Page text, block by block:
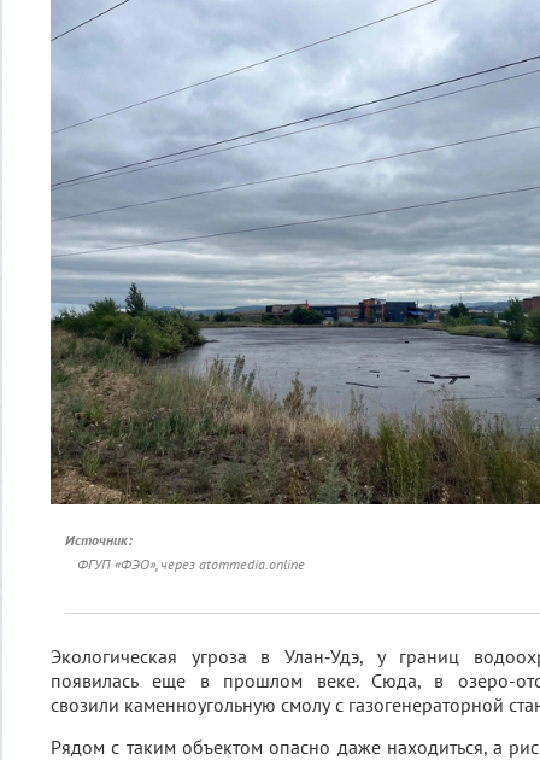
Источник:
ФГУП «ФЭО», через atommedia.online
Экологическая угроза в Улан‑Удэ, у границ
появилась еще в прошлом веке. Сюда, в озеро-
свозили каменноугольную смолу с газогенераторной
Рядом с таким объектом опасно даже находиться, а